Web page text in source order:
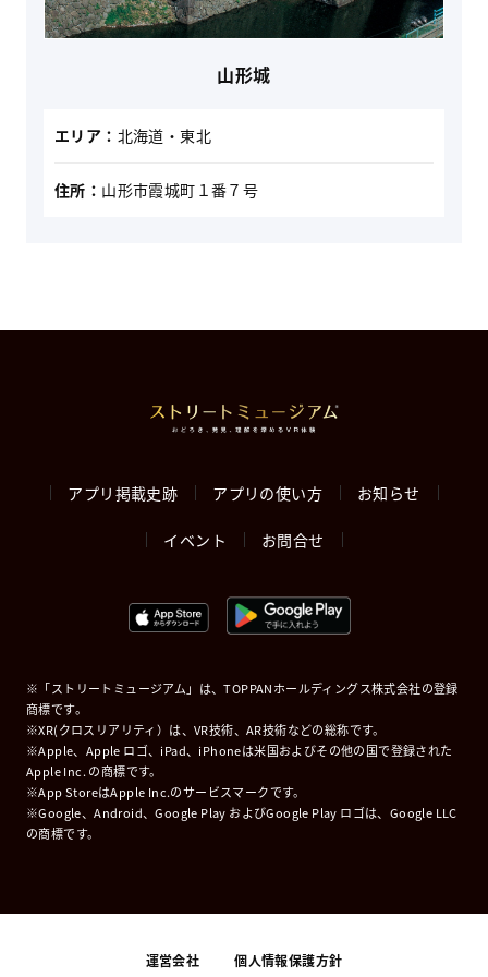
山形城
エリア： 北海道・東北
住所： 山形市霞城町１番７号
アプリ掲載史跡 アプリの使い方 お知らせ
イベント お問合せ
※「ストリートミュージアム」は、TOPPANホールディングス株式会社の登録
商標です。
※XR(クロスリアリティ）は、VR技術、AR技術などの総称です。
※Apple、Apple ロゴ、iPad、iPhoneは米国およびその他の国で登録された
Apple Inc. の商標です。
※App StoreはApple Inc.のサービスマークです。
※Google、Android、Google Play およびGoogle Play ロゴは、Google LLC
の商標です。
運営会社 個人情報保護方針